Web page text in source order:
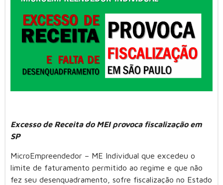
Excesso de Receita do MEI provoca fiscalização em
SP
MicroEmpreendedor – ME Individual que excedeu o
limite de faturamento permitido ao regime e que não
fez seu desenquadramento, sofre fiscalização no Estado